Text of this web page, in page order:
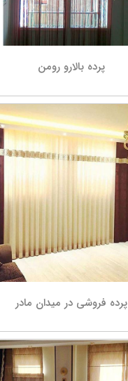
پرده بالارو رومن
پرده فروشی در میدان مادر